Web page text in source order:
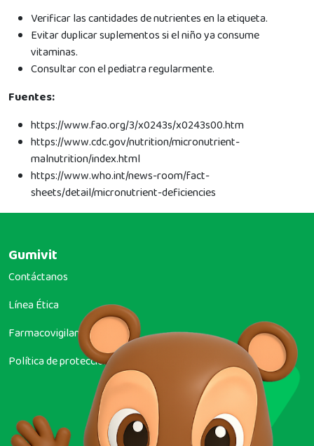
Verificar las cantidades de nutrientes en la etiqueta.
Evitar duplicar suplementos si el niño ya consume
vitaminas.
​Consultar con el pediatra regularmente.
Fuentes:
https://www.fao.org/3/x0243s/x0243s00.htm
https://www.cdc.gov/nutrition/micronutrient-
malnutrition/index.html
​https://www.who.int/news-room/fact-
sheets/detail/micronutrient-deficiencies
Gumivit
Contáctanos
Línea Ética
Farmacovigilancia
Política de protección y tratamiento de datos personales